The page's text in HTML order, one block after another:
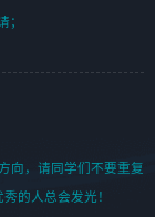
；
向，请同学们不要重复
的人总会发光！